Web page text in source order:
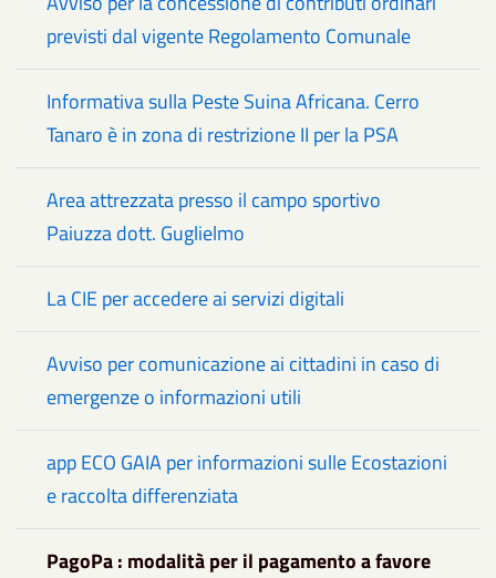
previsti dal vigente Regolamento Comunale
Informativa sulla Peste Suina Africana. Cerro
Tanaro è in zona di restrizione II per la PSA
Area attrezzata presso il campo sportivo
Paiuzza dott. Guglielmo
La CIE per accedere ai servizi digitali
Avviso per comunicazione ai cittadini in caso di
emergenze o informazioni utili
app ECO GAIA per informazioni sulle Ecostazioni
e raccolta differenziata
PagoPa : modalità per il pagamento a favore